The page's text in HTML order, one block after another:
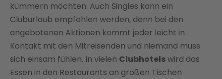
kümmern möchten. Auch Singles kann ein
Cluburlaub empfohlen werden, denn bei den
angebotenen Aktionen kommt jeder leicht in
Kontakt mit den Mitreisenden und niemand muss
sich einsam fühlen. In vielen Clubhotelswird das
Essen in den Restaurants an großen Tischen